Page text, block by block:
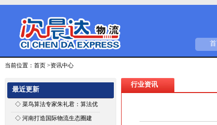
当前位置： 首页 >资讯中心
最近更新
◇ 菜鸟算法专家朱礼君：算法优
化能为智能物流带来什么
◇ 河南打造国际物流生态圈建
行业资讯